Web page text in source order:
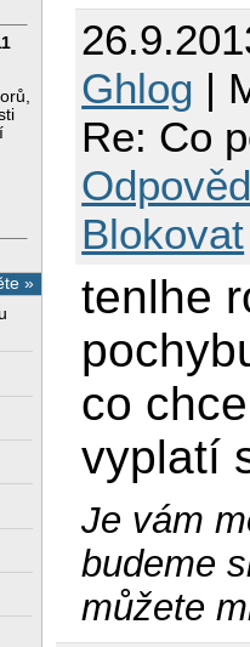
»
Ghlog |
Re: Co
Blokovat
tenlhe
co
vyplatí
Je vám
budeme
můžete